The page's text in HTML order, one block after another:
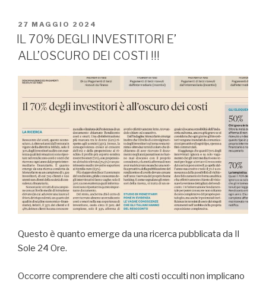
27 MAGGIO 2024
IL 70% DEGLI INVESTITORI E’
ALL’OSCURO DEI COSTI !!!
Questo è quanto emerge da una ricerca pubblicata da Il
Sole 24 Ore.
Occorre comprendere che alti costi occulti non implicano